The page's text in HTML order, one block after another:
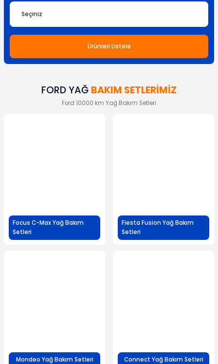
Ürünleri Listele
FORD YAĞ BAKIM SETLERİMİZ
Ford 10000 km Yağ Bakım Setleri
Focus C-Max Yağ Bakım
Setleri
Fiesta Fusion Yağ Bakım
Setleri
Mondeo Yağ Bakım Setleri Connect Yağ Bakım Setleri